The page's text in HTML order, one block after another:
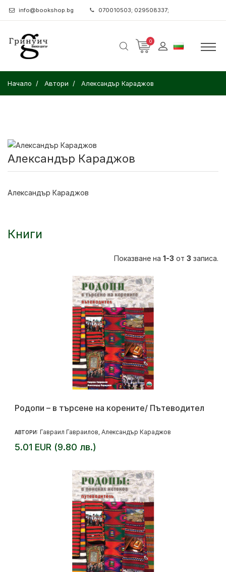
info@bookshop.bg 070010503; 029508337;
0
Начало Автори Александър Караджов
Александър Караджов
Александър Караджов
Книги
Показване на 1-3 от 3 записа.
Родопи – в търсене на корените/ Пътеводител
АВТОРИ: Гавраил Гавраилов Александър Караджов
5.01 EUR (9.80 лв.)